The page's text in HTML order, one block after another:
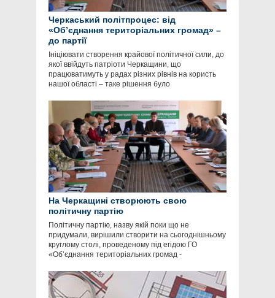
Черкаський політпроцес: від
«Об’єднання територіальних громад» –
до партії
Ініціювати створення крайової політичної сили, до
якої ввійдуть патріоти Черкащини, що
працюватимуть у радах різних рівнів на користь
нашої області – таке рішення було
На Черкащині створюють свою
політичну партію
Політичну партію, назву якій поки що не
придумали, вирішили створити на сьогоднішньому
круглому столі, проведеному під егідою ГО
«Об’єднання територіальних громад -